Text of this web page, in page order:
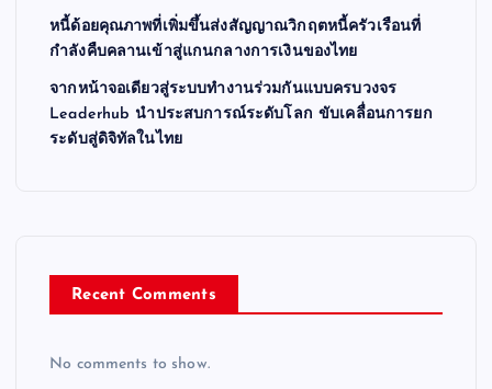
หนี้ด้อยคุณภาพที่เพิ่มขึ้นส่งสัญญาณวิกฤตหนี้ครัวเรือนที่
กำลังคืบคลานเข้าสู่แกนกลางการเงินของไทย
จากหน้าจอเดียวสู่ระบบทำงานร่วมกันแบบครบวงจร
Leaderhub นำประสบการณ์ระดับโลก ขับเคลื่อนการยก
ระดับสู่ดิจิทัลในไทย
Recent Comments
No comments to show.